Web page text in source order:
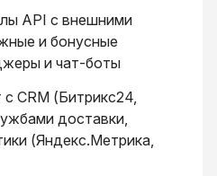
API с внешними
и бонусные
и чат-боты
CRM (Битрикс24,
доставки,
(Яндекс.Метрика,